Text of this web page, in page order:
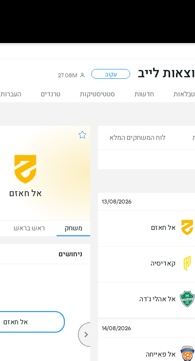
לייב עקוב 27.08M
טבלאות חדשות סטטיסטיקות טרנדים העברות
לוח המשחקים המלא
13/08/2026
אל חאזם
קאדיסיה
אל אהלי ג'דה
14/08/2026
אל פאייחה
אל חאזם
משחק ראש בראש
ניחושים
אל חאזם